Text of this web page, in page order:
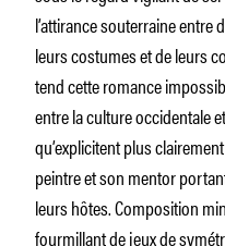
l’attirance souterraine entre
leurs costumes et de leurs
tend cette romance
entre la culture occidentale
qu’explicitent plus
peintre et son mentor
leurs hôtes. Composition
fourmillant de jeux de